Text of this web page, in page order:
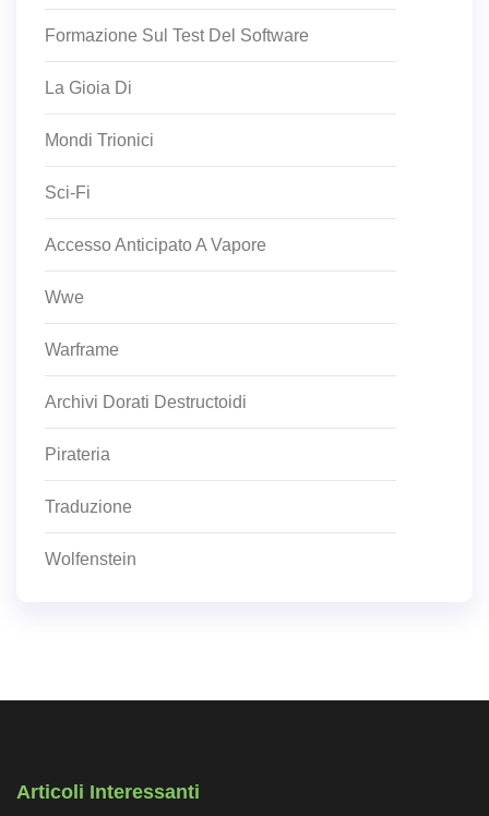
Formazione Sul Test Del Software
La Gioia Di
Mondi Trionici
Sci-Fi
Accesso Anticipato A Vapore
Wwe
Warframe
Archivi Dorati Destructoidi
Pirateria
Traduzione
Wolfenstein
Articoli Interessanti